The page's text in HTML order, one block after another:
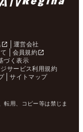
運営会社
会員規約
づく表示
サービス利用規約
サイトマップ
転用、コピー等は禁じま